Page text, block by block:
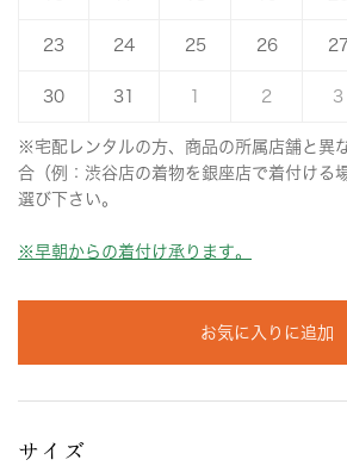
23 24 25 26 27
30 31 2 3
※宅配レンタルの方、商品の所属店舗と異
合（例：渋谷店の着物を銀座店で着付ける
選び下さい。
※早朝からの着付け承ります。
お気に入りに追加
サイズ